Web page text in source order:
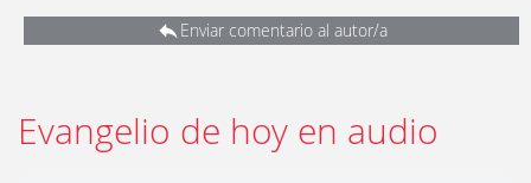
Enviar comentario al autor/a
Evangelio de hoy en audio